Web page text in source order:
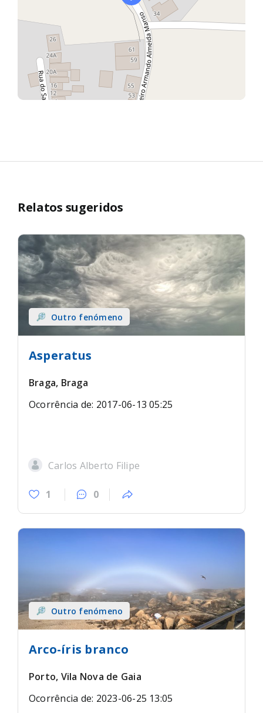
Relatos sugeridos
Outro fenómeno
Asperatus
Braga, Braga
Ocorrência de: 2017-06-13 05:25
Carlos Alberto Filipe
1 0
Outro fenómeno
Arco-íris branco
Porto, Vila Nova de Gaia
Ocorrência de: 2023-06-25 13:05